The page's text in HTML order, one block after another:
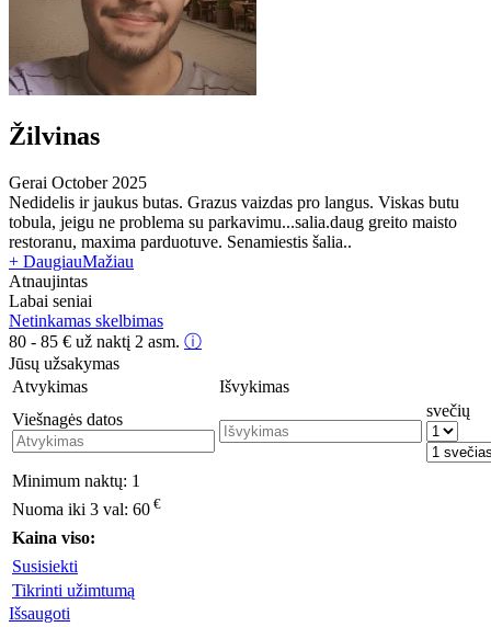
Žilvinas
Gerai October 2025
Nedidelis ir jaukus butas. Grazus vaizdas pro langus. Viskas butu
tobula, jeigu ne problema su parkavimu...salia.daug greito maisto
restoranu, maxima parduotuve. Senamiestis šalia..
+ DaugiauMažiau
Atnaujintas
Labai seniai
Netinkamas skelbimas
80 - 85 € už naktį 2 asm. ⓘ
Jūsų užsakymas
Atvykimas
Išvykimas
Viešnagės datos
svečių
Minimum naktų: 1
Nuoma iki 3 val: 60 €
Kaina viso:
Susisiekti
Tikrinti užimtumą
Išsaugoti